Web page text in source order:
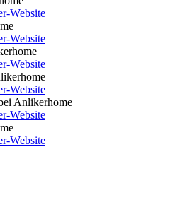
Website
Website
Website
Website
Website
Website